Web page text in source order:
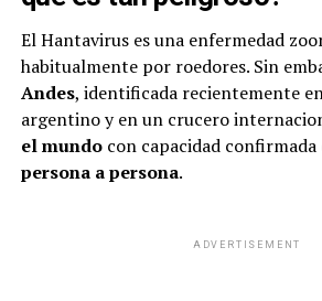
El Hantavirus es una enfermedad
habitualmente por roedores. Sin
Andes, identificada recientemente
argentino y en un crucero
el mundocon capacidad
persona a persona.
ADVERTISEMENT